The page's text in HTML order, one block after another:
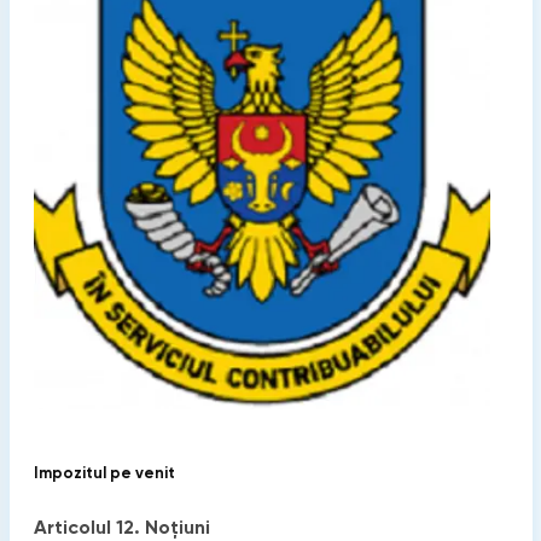
Impozitul pe venit
Articolul 12. Noţiuni